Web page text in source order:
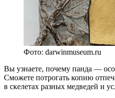
Фото: darwinmuseum.ru
Вы узнаете, почему панда —
Сможете потрогать копию
в скелетах разных медведей и